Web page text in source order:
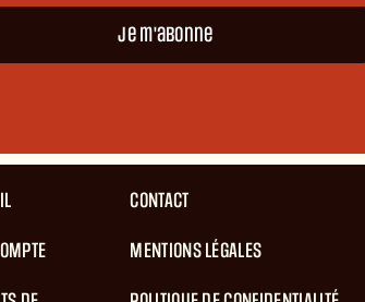
Je m'abonne
CONTACT
MENTIONS LÉGALES